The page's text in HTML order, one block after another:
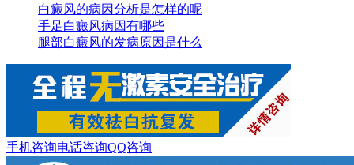
白癜风的病因分析是怎样的呢
手足白癜风病因有哪些
腿部白癜风的发病原因是什么
手机咨询电话咨询QQ咨询